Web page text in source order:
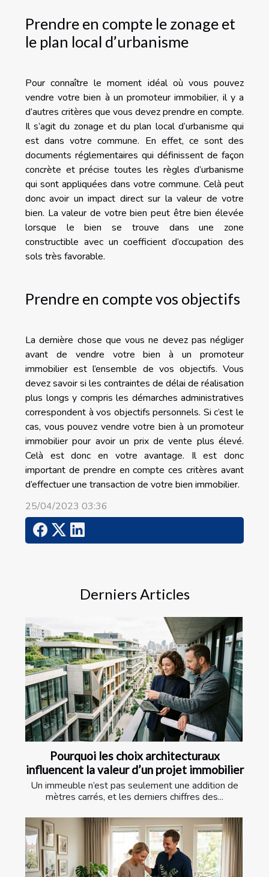
Prendre en compte le zonage et
le plan local d’urbanisme
Pour connaître le moment idéal où vous pouvez
vendre votre bien à un promoteur immobilier, il y a
d’autres critères que vous devez prendre en compte.
Il s’agit du zonage et du plan local d’urbanisme qui
est dans votre commune. En effet, ce sont des
documents réglementaires qui définissent de façon
concrète et précise toutes les règles d’urbanisme
qui sont appliquées dans votre commune. Celà peut
donc avoir un impact direct sur la valeur de votre
bien. La valeur de votre bien peut être bien élevée
lorsque le bien se trouve dans une zone
constructible avec un coefficient d’occupation des
sols très favorable.
Prendre en compte vos objectifs
La dernière chose que vous ne devez pas négliger
avant de vendre votre bien à un promoteur
immobilier est l’ensemble de vos objectifs. Vous
devez savoir si les contraintes de délai de réalisation
plus longs y compris les démarches administratives
correspondent à vos objectifs personnels. Si c’est le
cas, vous pouvez vendre votre bien à un promoteur
immobilier pour avoir un prix de vente plus élevé.
Celà est donc en votre avantage. Il est donc
important de prendre en compte ces critères avant
d’effectuer une transaction de votre bien immobilier.
25/04/2023 03:36
Derniers Articles
Pourquoi les choix architecturaux
influencent la valeur d’un projet immobilier
Un immeuble n’est pas seulement une addition de
mètres carrés, et les derniers chiffres des...